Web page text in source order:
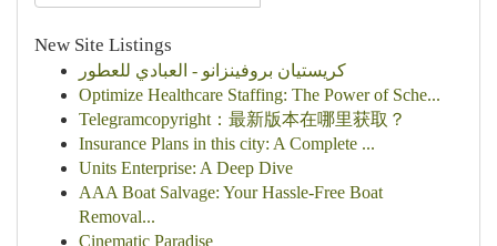
New Site Listings
كريستيان بروفينزانو - العبادي للعطور
Optimize Healthcare Staffing: The Power of Sche...
Telegramcopyright：最新版本在哪里获取？
Insurance Plans in this city: A Complete ...
Units Enterprise: A Deep Dive
AAA Boat Salvage: Your Hassle-Free Boat
Removal...
Cinematic Paradise